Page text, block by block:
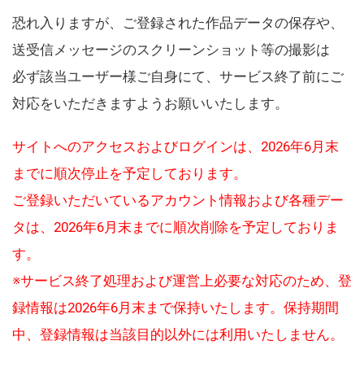
恐れ入りますが、ご登録された作品データの保存や、
送受信メッセージのスクリーンショット等の撮影は
必ず該当ユーザー様ご自身にて、サービス終了前にご
対応をいただきますようお願いいたします。
サイトへのアクセスおよびログインは、2026年6月末
までに順次停止を予定しております。
ご登録いただいているアカウント情報および各種デー
タは、2026年6月末までに順次削除を予定しておりま
す。
※サービス終了処理および運営上必要な対応のため、登
録情報は2026年6月末まで保持いたします。保持期間
中、登録情報は当該目的以外には利用いたしません。